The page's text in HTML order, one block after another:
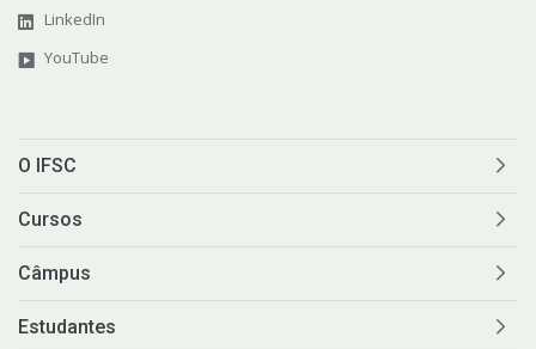
LinkedIn
YouTube
O IFSC
Cursos
Câmpus
Estudantes